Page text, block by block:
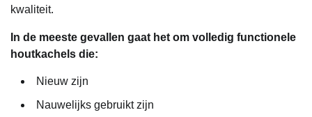
kwaliteit.
In de meeste gevallen gaat het om volledig functionele
houtkachels die:
Nieuw zijn
Nauwelijks gebruikt zijn